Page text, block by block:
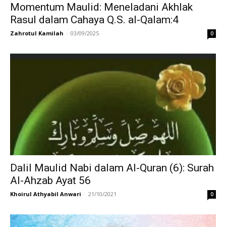
Momentum Maulid: Meneladani Akhlak
Rasul dalam Cahaya Q.S. al-Qalam:4
Zahrotul Kamilah - 03/09/2025 0
Dalil Maulid Nabi dalam Al-Quran (6): Surah
Al-Ahzab Ayat 56
Khoirul Athyabil Anwari - 21/10/2021 0